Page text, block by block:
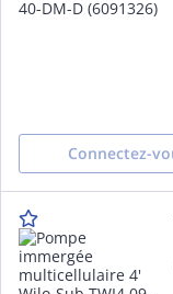
Connectez-